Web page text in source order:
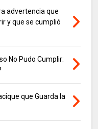
advertencia que
y que se cumplió
No Pudo Cumplir:
que Guarda la